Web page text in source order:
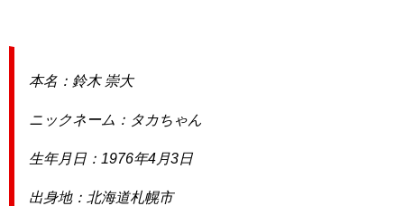
本名：鈴木 崇大
ニックネーム：タカちゃん
生年月日：1976年4月3日
出身地：北海道札幌市